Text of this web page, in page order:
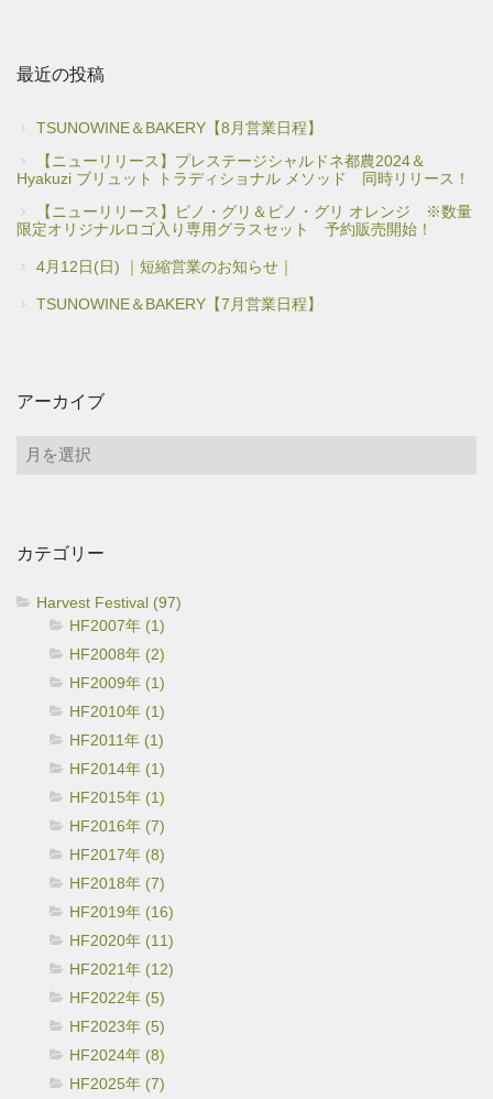
最近の投稿
TSUNOWINE＆BAKERY【8月営業日程】
【ニューリリース】プレステージシャルドネ都農2024＆
Hyakuzi ブリュット トラディショナル メソッド 同時リリース！
【ニューリリース】ピノ・グリ＆ピノ・グリ オレンジ ※数量
限定オリジナルロゴ入り専用グラスセット 予約販売開始！
4月12日(日) ｜短縮営業のお知らせ｜
TSUNOWINE＆BAKERY【7月営業日程】
アーカイブ
ア
ブ
カテゴリー
Harvest Festival (97)
HF2007年 (1)
HF2008年 (2)
HF2009年 (1)
HF2010年 (1)
HF2011年 (1)
HF2014年 (1)
HF2015年 (1)
HF2016年 (7)
HF2017年 (8)
HF2018年 (7)
HF2019年 (16)
HF2020年 (11)
HF2021年 (12)
HF2022年 (5)
HF2023年 (5)
HF2024年 (8)
HF2025年 (7)